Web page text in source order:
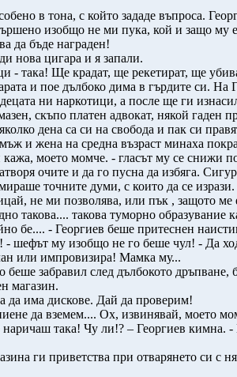
в тона, с който зададе въпроса.
изобщо не ми пука, кой и защо му
да бъде награден!
нова цигара и я запали.
- така! Ще крадат, ще рекетират, ще
и пое дълбоко дима в гърдите си. На
ни наркотици, а после ще ги
скъпо платен адвокат, някой гаден
дена са си на свобода и пак си
и жена на средна възраст минаха
моето момче. - гласът му се снижи
очите и да го пусна да избяга.
точните думи, с които да се
не ми позволява, или пък , защото
такова.... такова туморно образувание
бе.... - Георгиев беше притеснен
- шефът му изобщо не го беше чул! - Да
или импровизира! Мамка му...
забравил след дълбокото дръпване,
магазин.
да има дискове. Дай да проверим!
да вземем.... Ох, извинявай, моето
наричаш така! Чу ли!? – Георгиев кимна.
ги приветства при отварянето си с